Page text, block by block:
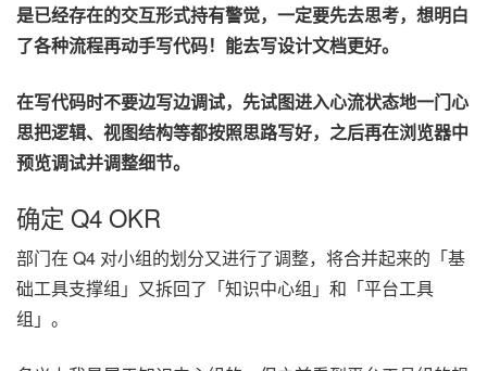
是已经存在的交互形式持有警觉，一定要先去思考，想明白
了各种流程再动手写代码！能去写设计文档更好。
在写代码时不要边写边调试，先试图进入心流状态地一门心
思把逻辑、视图结构等都按照思路写好，之后再在浏览器中
预览调试并调整细节。
确定 Q4 OKR
部门在 Q4 对小组的划分又进行了调整，将合并起来的「基
础工具支撑组」又拆回了「知识中心组」和「平台工具
组」。